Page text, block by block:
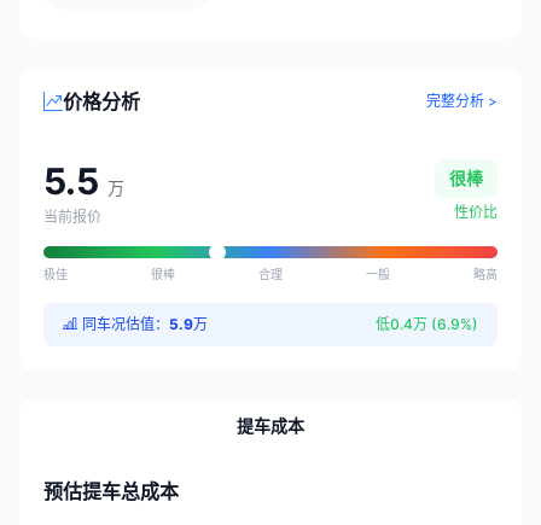
价格分析 完整分析 >
5.5 万
当前报价
很棒
性价比
极佳 很棒 合理 一般 略高
同车况估值： 5.9万 低0.4万 (6.9%)
提车成本
预估提车总成本